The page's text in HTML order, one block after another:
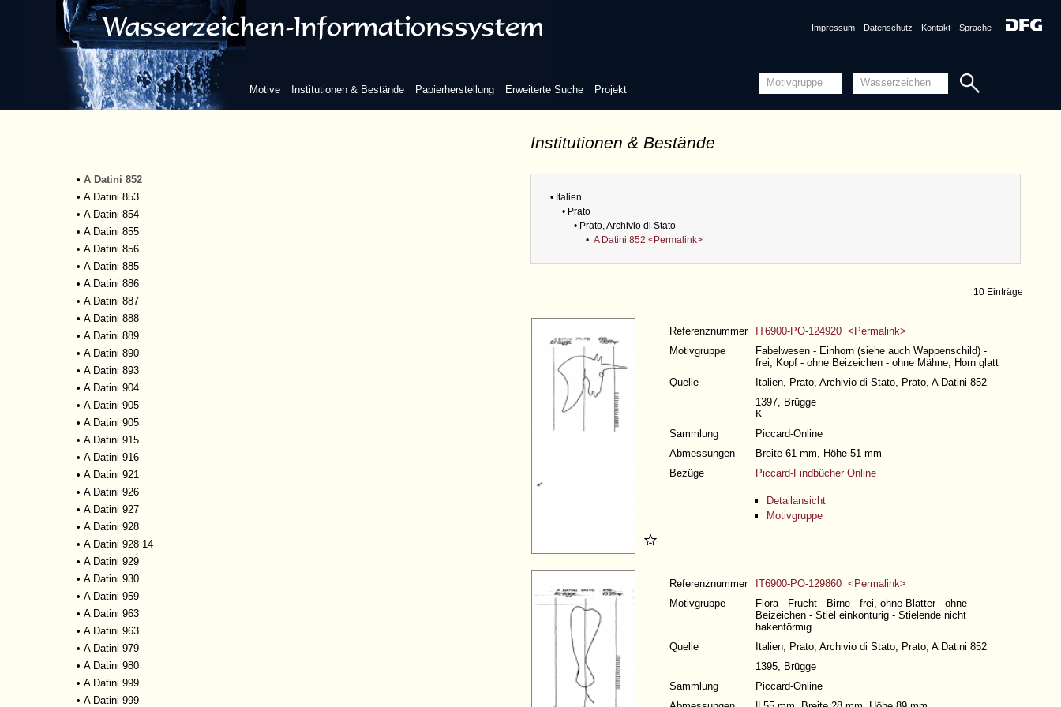
Motive Institutionen & Bestände Papierherstellung Erweiterte Suche Projekt
Impressum Datenschutz Kontakt Sprache
Institutionen & Bestände
•A Datini 711
•A Datini 745
•A Datini 746
•A Datini 753
•A Datini 780
•A Datini 781
•A Datini 783
• A Datini 852
• A Datini 853
• A Datini 854
• A Datini 855
• A Datini 856
• A Datini 885
• A Datini 886
• A Datini 887
• A Datini 888
• A Datini 889
• A Datini 890
• A Datini 893
• A Datini 904
• A Datini 905
• A Datini 905
• A Datini 915
• A Datini 916
• A Datini 921
• A Datini 926
• A Datini 927
• A Datini 928
• A Datini 928 14
• A Datini 929
• A Datini 930
• A Datini 959
• A Datini 963
• A Datini 963
• A Datini 979
• A Datini 980
• A Datini 999
• A Datini 999
• Italien
• Prato
• Prato, Archivio di Stato
•A Datini 852 <Permalink>
10 Einträge
Referenznummer
IT6900-PO-124920 <Permalink>
Motivgruppe
Fabelwesen - Einhorn (siehe auch Wappenschild) -
frei, Kopf - ohne Beizeichen - ohne Mähne, Horn glatt
Quelle
Italien, Prato, Archivio di Stato, Prato, A Datini 852
1397, Brügge
K
Sammlung
Piccard-Online
Abmessungen
Breite 61 mm, Höhe 51 mm
Bezüge
Piccard-Findbücher Online
Detailansicht
Motivgruppe
Referenznummer
IT6900-PO-129860 <Permalink>
Motivgruppe
Flora - Frucht - Birne - frei, ohne Blätter - ohne
Beizeichen - Stiel einkonturig - Stielende nicht
hakenförmig
Quelle
Italien, Prato, Archivio di Stato, Prato, A Datini 852
1395, Brügge
Sammlung
Piccard-Online